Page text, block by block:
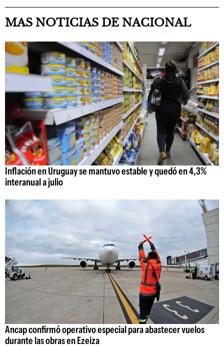
MAS NOTICIAS DE NACIONAL
Inflación en Uruguay se mantuvo estable y quedó en 4,3%
interanual a julio
Ancap confirmó operativo especial para abastecer vuelos
durante las obras en Ezeiza